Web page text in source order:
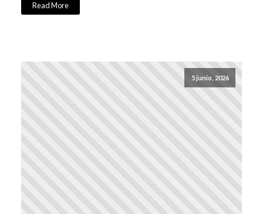
Read More
5 junio, 2026